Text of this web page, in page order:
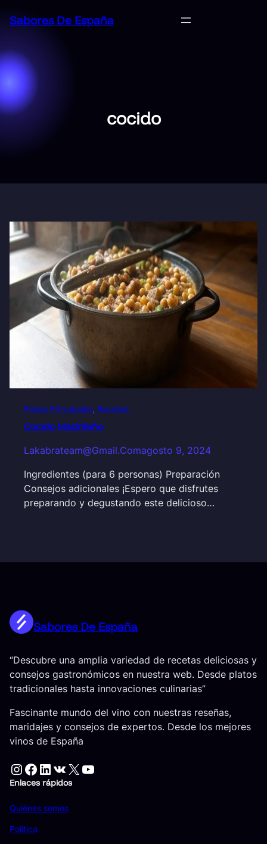
Sabores De España
cocido
Platos Principales, Recetas
Cocido Madrileño
Lakabrateam@gmail.comagosto 9, 2024
Ingredientes (para 6 personas) Preparación
Consejos adicionales ¡Espero que disfrutes
preparando y degustando este delicioso…
Sabores De España
“Descubre una amplia variedad de recetas deliciosas y
consejos gastronómicos en nuestra web. Desde platos
tradicionales hasta innovaciones culinarias”
Fascinante mundo del vino con nuestras reseñas,
maridajes y consejos de expertos. Desde los mejores
vinos de España
Instagram Facebook LinkedIn VK X YouTube
Enlaces rápidos
Quiénes somos
Política